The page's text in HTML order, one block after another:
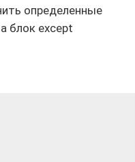
определенные
блок except